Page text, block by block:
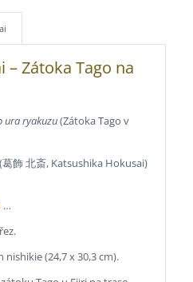
– Zátoka Tago na
ura ryakuzu(Zátoka Tago v
葛飾 北斎, Katsushika Hokusai)
…
(24,7 x 30,3 cm).